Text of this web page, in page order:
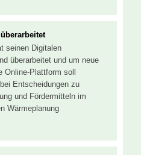
seinen Digitalen
überarbeitet und um neue
Online-Plattform soll
Entscheidungen zu
und Fördermitteln im
Wärmeplanung